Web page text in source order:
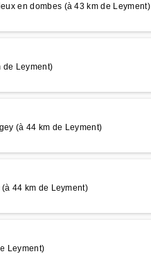
en dombes (à 43 km de Leyment)
de Leyment)
(à 44 km de Leyment)
44 km de Leyment)
Leyment)